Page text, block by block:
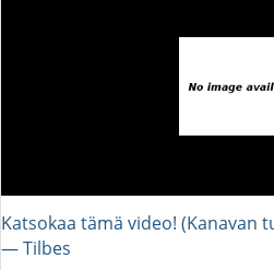
Katsokaa tämä video! (Kanavan
― Tilbes